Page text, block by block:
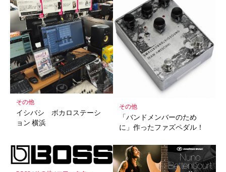
その他
イシバシ ボカロステーシ
ョン 横浜
その他
「バンドメンバーのため
に」作ったファズペダル！